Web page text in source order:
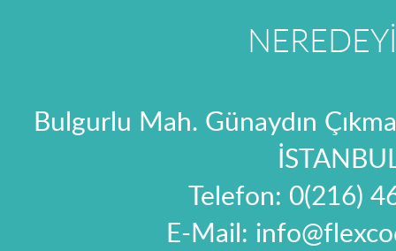
Bulgurlu Mah. Günaydın
Telefon: 0(216)
E-Mail: